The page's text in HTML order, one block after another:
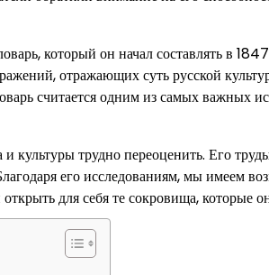
который он начал составлять в
отражающих суть русской
считается одним из самых важных
культуры трудно переоценить. Его
его исследованиям, мы имеем
для себя те сокровища, которые